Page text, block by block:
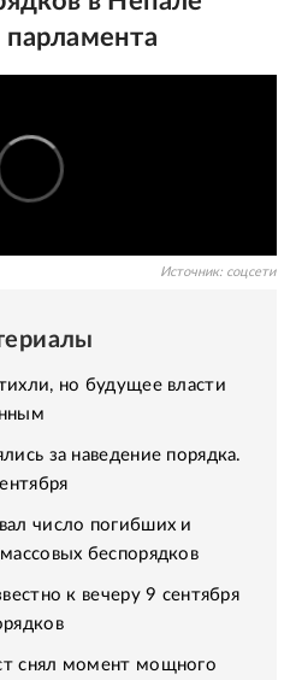
Источник: соцсети
но будущее власти
за наведение порядка.
число погибших и
беспорядков
к вечеру 9 сентября
снял момент мощного